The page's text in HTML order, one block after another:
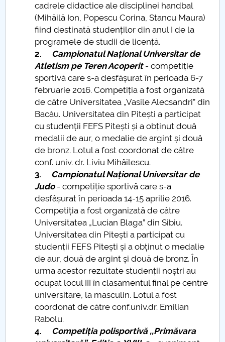
Facultés
STUDENTI CUP
Ghiduri pentru STUDENȚI
Relations publiques
Relations Internationales
Proiect (PRIM STUD)
Proiect SU-ETIC
Protection des données personnelles
Université pour la communauté
Études doctorales
Comisie de etica unversitară
Evenimente CUP
Accesibilitate pentru studenții cu dizabilități
cadrele didactice ale disciplinei handbal
(Mihăilă Ion, Popescu Corina, Stancu Maura)
fiind destinată studenților din anul I de la
programele de studii de licență.
2. Campionatul Național Universitar de
Atletism pe Teren Acoperit- competiție
sportivă care s-a desfășurat în perioada 6-7
februarie 2016. Competiția a fost organizată
de către Universitatea „Vasile Alecsandri” din
Bacău. Universitatea din Pitești a participat
cu studenții FEFS Pitești și a obținut două
medalii de aur, o medalie de argint și două
de bronz. Lotul a fost coordonat de către
conf. univ. dr. Liviu Mihăilescu.
3. Campionatul Național Universitar de
Judo- competiție sportivă care s-a
desfășurat în perioada 14-15 aprilie 2016.
Competiția a fost organizată de către
Universitatea „Lucian Blaga” din Sibiu.
Universitatea din Pitești a participat cu
studenții FEFS Pitești și a obținut o medalie
de aur, două de argint și două de bronz. În
urma acestor rezultate studenții noștri au
ocupat locul III în clasamentul final pe centre
universitare, la masculin. Lotul a fost
coordonat de către conf.univ.dr. Emilian
Rabolu.
4. Competiția polisportivă ,,Primăvara